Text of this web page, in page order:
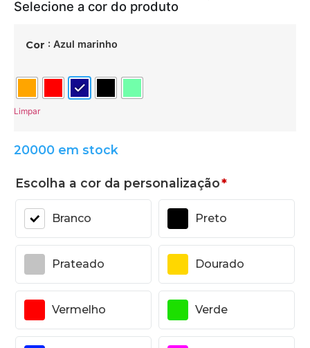
Cor : Azul marinho
Limpar
20000 em stock
Escolha a cor da personalização*
Branco Preto
Prateado Dourado
Vermelho Verde